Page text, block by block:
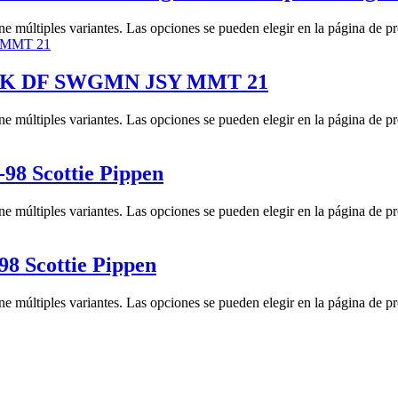
múltiples variantes. Las opciones se pueden elegir en la página de
DF SWGMN JSY MMT 21
múltiples variantes. Las opciones se pueden elegir en la página de
Scottie Pippen
múltiples variantes. Las opciones se pueden elegir en la página de
Scottie Pippen
múltiples variantes. Las opciones se pueden elegir en la página de